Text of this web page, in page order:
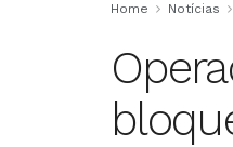
Home Notícias